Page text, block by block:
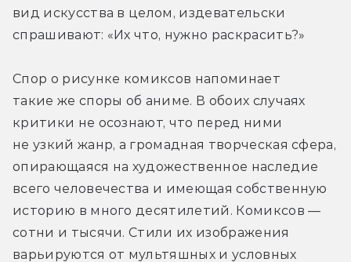
вид искусства в целом, издевательски
спрашивают: «Их что, нужно раскрасить?»
Спор о рисунке комиксов напоминает
такие же споры об аниме. В обоих случаях
критики не осознают, что перед ними
не узкий жанр, а громадная творческая сфера,
опирающаяся на художественное наследие
всего человечества и имеющая собственную
историю в много десятилетий. Комиксов —
сотни и тысячи. Стили их изображения
варьируются от мультяшных и условных